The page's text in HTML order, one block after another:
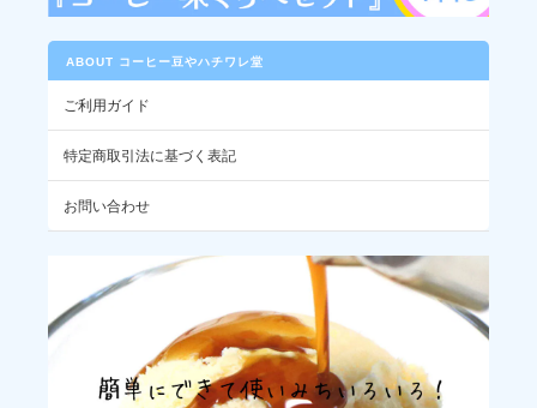
定期的にリピートしたい銘柄で、セール価格は嬉しいです☺️
リピートでのご購入ありがとうございま
す。うちのお店でもすっかり定番となっ
たトミオフクダ。まだしばらくは在庫が
ありますので、ぜひまたお願いいたしま
す✨
ABOUT コーヒー豆やハチワレ堂
ご利用ガイド
特定商取引法に基づく表記
お問い合わせ